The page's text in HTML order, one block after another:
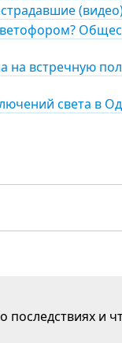
на встречную
света в
последствиях и